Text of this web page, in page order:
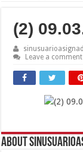
(2)
Leave a comment
About